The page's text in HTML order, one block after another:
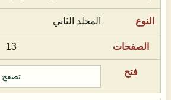
المجلد الثاني
13
تصفح